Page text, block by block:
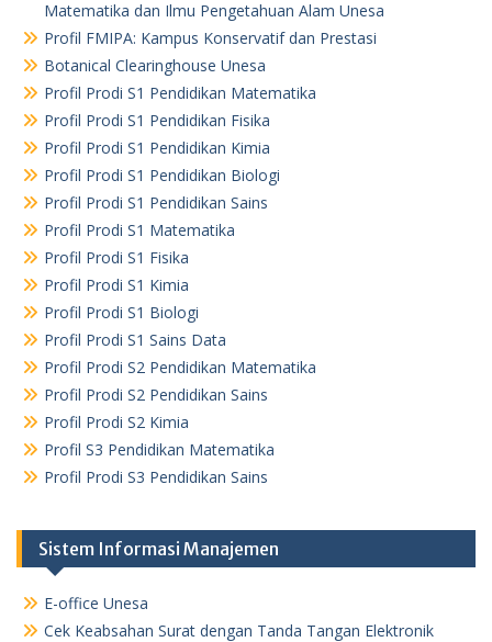
Matematika dan Ilmu Pengetahuan Alam Unesa
Profil FMIPA: Kampus Konservatif dan Prestasi
Botanical Clearinghouse Unesa
Profil Prodi S1 Pendidikan Matematika
Profil Prodi S1 Pendidikan Fisika
Profil Prodi S1 Pendidikan Kimia
Profil Prodi S1 Pendidikan Biologi
Profil Prodi S1 Pendidikan Sains
Profil Prodi S1 Matematika
Profil Prodi S1 Fisika
Profil Prodi S1 Kimia
Profil Prodi S1 Biologi
Profil Prodi S1 Sains Data
Profil Prodi S2 Pendidikan Matematika
Profil Prodi S2 Pendidikan Sains
Profil Prodi S2 Kimia
Profil S3 Pendidikan Matematika
Profil Prodi S3 Pendidikan Sains
Sistem Informasi Manajemen
E-office Unesa
Cek Keabsahan Surat dengan Tanda Tangan Elektronik